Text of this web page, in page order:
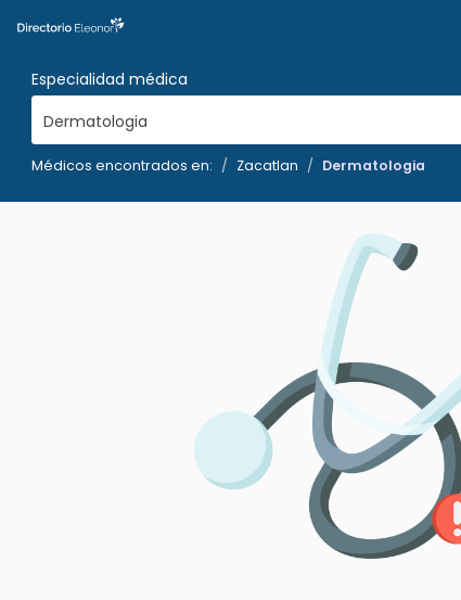
Especialidad médica
Dermatologia
Médicos encontrados en: Zacatlan Dermatologia